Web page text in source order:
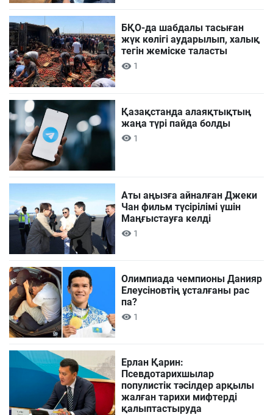
БҚО-да шабдалы тасыған
жүк көлігі аударылып, халық
тегін жеміске таласты
1
Қазақстанда алаяқтықтың
жаңа түрі пайда болды
1
Аты аңызға айналған Джеки
Чан фильм түсірілімі үшін
Маңғыстауға келді
1
Олимпиада чемпионы Данияр
Елеусіновтің ұсталғаны рас
па?
1
Ерлан Қарин:
Псевдотарихшылар
популистік тәсілдер арқылы
жалған тарихи мифтерді
қалыптастыруда